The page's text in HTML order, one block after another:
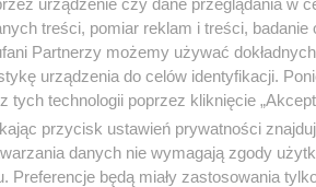
i mantry, do których skłaniają
sekt wstępują słabeusze
zwerbować do sekty
której każdy ma przydzieloną
treści, pomiar reklam i treści, badanie
Partnerzy możemy używać
urządzenia do celów identyfikacji.
tych technologii poprzez kliknięcie
przycisk ustawień prywatności
danych nie wymagają zgody
Preferencje będą miały zastosowania